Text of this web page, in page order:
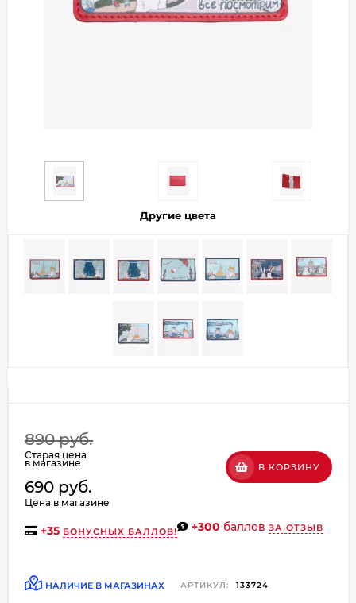
Другие цвета
890 руб.
Старая цена
в магазине
690 руб.
Цена в магазине
В КОРЗИНУ
+35 БОНУСНЫХ БАЛЛОВ! +300 баллов ЗА ОТЗЫВ
НАЛИЧИЕ В МАГАЗИНАХ АРТИКУЛ: 133724
Добавляйте товары
выбранный способом
списыватьсяс вашей карты
по25% каждые 2 недели
Остались вопросы?
8 800 302-02-51